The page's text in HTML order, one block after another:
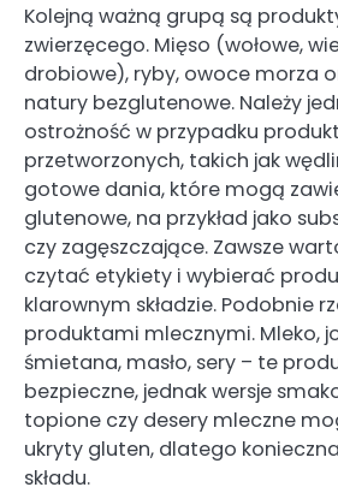
Kolejną ważną grupą są
zwierzęcego. Mięso (wołowe,
drobiowe), ryby, owoce morza
natury bezglutenowe. Należy
ostrożność w przypadku
przetworzonych, takich jak
gotowe dania, które mogą
glutenowe, na przykład jako
czy zagęszczające. Zawsze
czytać etykiety i wybierać
klarownym składzie. Podobnie
produktami mlecznymi. Mleko,
śmietana, masło, sery – te
bezpieczne, jednak wersje
topione czy desery mleczne
ukryty gluten, dlatego
składu.